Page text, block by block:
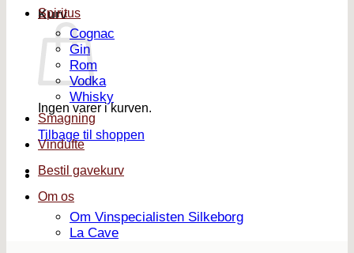
Kurv
Ingen varer i kurven.
Tilbage til shoppen
Spiritus
Cognac
Gin
Rom
Vodka
Whisky
Smagning
Vindufte
Bestil gavekurv
Om os
Om Vinspecialisten Silkeborg
La Cave